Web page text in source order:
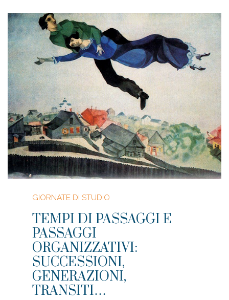
GIORNATE DI STUDIO
TEMPI DI PASSAGGI E
PASSAGGI
ORGANIZZATIVI:
SUCCESSIONI,
GENERAZIONI,
TRANSITI…